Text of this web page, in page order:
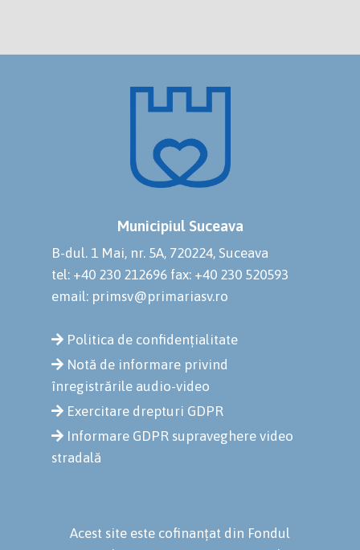
Municipiul Suceava
B-dul. 1 Mai, nr. 5A, 720224, Suceava
tel: +40 230 212696 fax: +40 230 520593
email: primsv@primariasv.ro
Politica de confidențialitate
Notă de informare privind
înregistrările audio-video
Exercitare drepturi GDPR
Informare GDPR supraveghere video
stradală
Acest site este cofinanțat din Fondul